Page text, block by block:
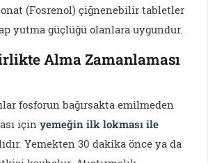
(Fosrenol) çiğnenebilir tabletler
yutma güçlüğü olanlara uygundur.
Alma Zamanlaması
fosforun bağırsakta emilmeden
içinyemeğin ilk lokması ile
Yemekten 30 dakika önce ya da